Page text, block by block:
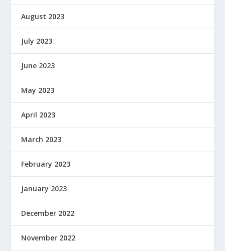
August 2023
July 2023
June 2023
May 2023
April 2023
March 2023
February 2023
January 2023
December 2022
November 2022